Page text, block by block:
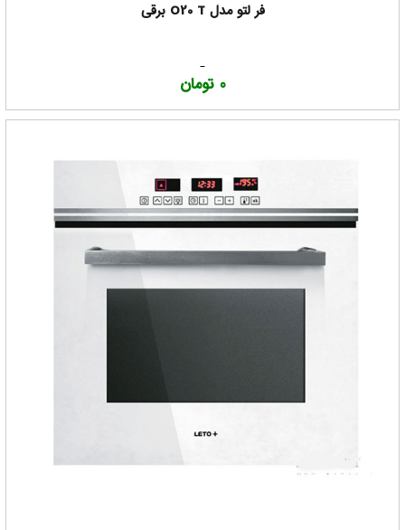
فر لتو مدل O20 T برقی
0 تومان